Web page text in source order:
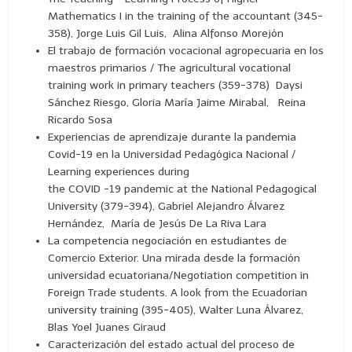
Mathematics I in the training of the accountant (345-
358), Jorge Luis Gil Luis, Alina Alfonso Morejón
El trabajo de formación vocacional agropecuaria en los
maestros primarios / The agricultural vocational
training work in primary teachers (359-378) Daysi
Sánchez Riesgo, Gloria María Jaime Mirabal, Reina
Ricardo Sosa
Experiencias de aprendizaje durante la pandemia
Covid-19 en la Universidad Pedagógica Nacional /
Learning experiences during
the COVID -19 pandemic at the National Pedagogical
University (379-394), Gabriel Alejandro Álvarez
Hernández, María de Jesús De La Riva Lara
La competencia negociación en estudiantes de
Comercio Exterior. Una mirada desde la formación
universidad ecuatoriana/Negotiation competition in
Foreign Trade students. A look from the Ecuadorian
university training (395-405), Walter Luna Álvarez,
Blas Yoel Juanes Giraud
Caracterización del estado actual del proceso de